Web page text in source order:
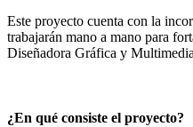
Este proyecto cuenta con la
trabajarán mano a mano para
Diseñadora Gráfica y
¿En qué consiste el proyecto?